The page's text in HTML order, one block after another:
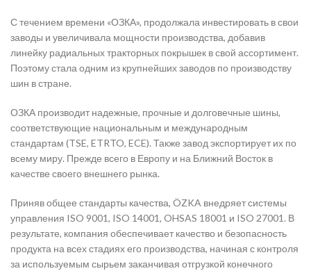
С течением времени «ОЗКА», продолжала инвестировать в свои
заводы и увеличивала мощности производства, добавив
линейку радиальных тракторных покрышек в свой ассортимент.
Поэтому стала одним из крупнейших заводов по производству
шин в стране.
ОЗКА производит надежные, прочные и долговечные шины,
соответствующие национальным и международным
стандартам (TSE, ETRTO, ECE). Также завод экспортирует их по
всему миру. Прежде всего в Европу и на Ближний Восток в
качестве своего внешнего рынка.
Приняв общее стандарты качества, ÖZKA внедряет системы
управления ISO 9001, ISO 14001, OHSAS 18001 и ISO 27001. В
результате, компания обеспечивает качество и безопасность
продукта на всех стадиях его производства, начиная с контроля
за используемым сырьем заканчивая отгрузкой конечного